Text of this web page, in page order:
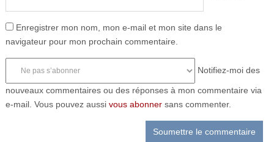
Enregistrer mon nom, mon e-mail et mon site dans le
navigateur pour mon prochain commentaire.
Notifiez-moi des
nouveaux commentaires ou des réponses à mon commentaire via
e-mail. Vous pouvez aussi vous abonnersans commenter.